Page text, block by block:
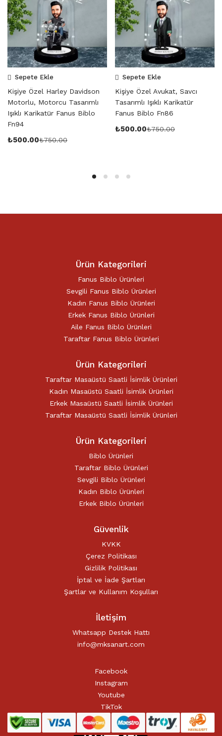
Sepete Ekle
Kişiye Özel Harley Davidson
Motorlu, Motorcu Tasarımlı
Işıklı Karikatür Fanus Biblo
Fn94
₺500.00₺750.00
Sepete Ekle
Kişiye Özel Avukat, Savcı
Tasarımlı Işıklı Karikatür
Fanus Biblo Fn86
₺500.00₺750.00
Ürün Kategorileri
Fanus Biblo Ürünleri
Sevgili Fanus Biblo Ürünleri
Kadın Fanus Biblo Ürünleri
Erkek Fanus Biblo Ürünleri
Aile Fanus Biblo Ürünleri
Taraftar Fanus Biblo Ürünleri
Ürün Kategorileri
Taraftar Masaüstü Saatli İsimlik Ürünleri
Kadın Masaüstü Saatli İsimlik Ürünleri
Erkek Masaüstü Saatli İsimlik Ürünleri
Taraftar Masaüstü Saatli İsimlik Ürünleri
Ürün Kategorileri
Biblo Ürünleri
Taraftar Biblo Ürünleri
Sevgili Biblo Ürünleri
Kadın Biblo Ürünleri
Erkek Biblo Ürünleri
Güvenlik
KVKK
Çerez Politikası
Gizlilik Politikası
İptal ve İade Şartları
Şartlar ve Kullanım Koşulları
İletişim
Whatsapp Destek Hattı
info@mksanart.com
Facebook
Instagram
Youtube
TikTok